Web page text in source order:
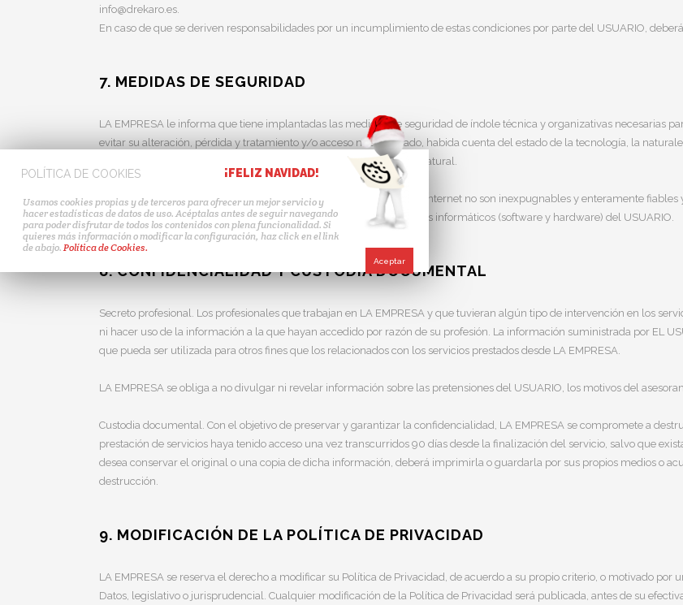
info@drekaro.es.
En caso de que se deriven responsabilidades por un incumplimiento de estas condiciones por parte del USUARIO,
7. MEDIDAS DE SEGURIDAD
LA EMPRESA le informa que tiene implantadas las medidas de seguridad de índole técnica y organizativas necesarias
evitar su alteración, pérdida y tratamiento y/o acceso no autorizado, habida cuenta del estado de la tecnología, la
expuestos, ya provengan de la acción humana o del medio físico o natural.
El usuario debe ser consciente de que las medidas de seguridad en Internet no son inexpugnables y enteramente
u otros elementos que pudieran producir alteraciones en los sistemas informáticos (software y hardware) del USUARIO.
8. CONFIDENCIALIDAD Y CUSTODIA DOCUMENTAL
Secreto profesional. Los profesionales que trabajan en LA EMPRESA y que tuvieran algún tipo de intervención en los
ni hacer uso de la información a la que hayan accedido por razón de su profesión. La información suministrada por EL
que pueda ser utilizada para otros fines que los relacionados con los servicios prestados desde LA EMPRESA.
LA EMPRESA se obliga a no divulgar ni revelar información sobre las pretensiones del USUARIO, los motivos del
Custodia documental. Con el objetivo de preservar y garantizar la confidencialidad, LA EMPRESA se compromete a
prestación de servicios haya tenido acceso una vez transcurridos 90 días desde la finalización del servicio, salvo que
desea conservar el original o una copia de dicha información, deberá imprimirla o guardarla por sus propios medios o
destrucción.
9. MODIFICACIÓN DE LA POLÍTICA DE PRIVACIDAD
LA EMPRESA se reserva el derecho a modificar su Política de Privacidad, de acuerdo a su propio criterio, o motivado
Datos, legislativo o jurisprudencial. Cualquier modificación de la Política de Privacidad será publicada, antes de su
POLÍTICA DE COOKIES ¡FELIZ NAVIDAD!
Usamos cookies propias y de terceros para ofrecer un mejor servicio y
hacer estadísticas de datos de uso. Acéptalas antes de seguir navegando
para poder disfrutar de todos los contenidos con plena funcionalidad. Si
quieres más información o modificar la configuración, haz click en el link
de abajo. Política de Cookies.
Aceptar